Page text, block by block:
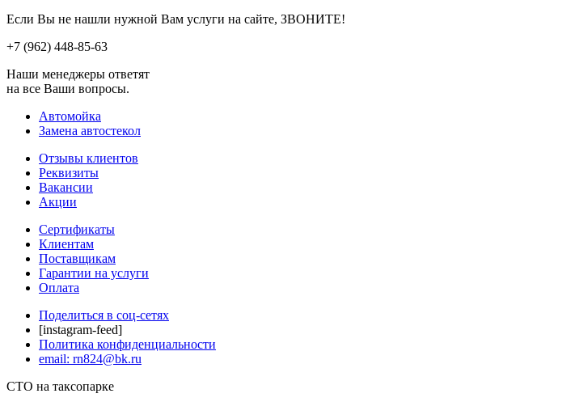
Если Вы не нашли нужной Вам услуги на сайте, ЗВОНИТЕ!
+7 (962) 448-85-63
Наши менеджеры ответят
на все Ваши вопросы.
Автомойка
Замена автостекол
Отзывы клиентов
Реквизиты
Вакансии
Акции
Сертификаты
Клиентам
Поставщикам
Гарантии на услуги
Оплата
Поделиться в соц-сетях
[instagram-feed]
Политика конфиденциальности
email: rn824@bk.ru
СТО на таксопарке